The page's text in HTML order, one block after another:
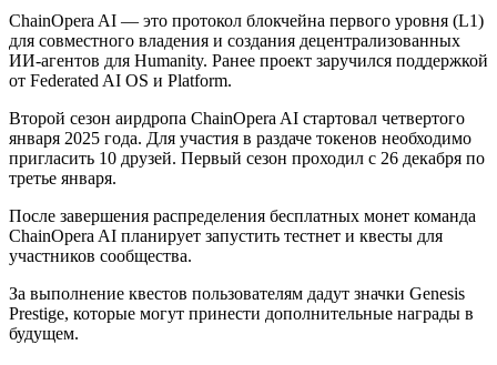
ChainOpera AI — это протокол блокчейна первого уровня (L1)
для совместного владения и создания децентрализованных
ИИ-агентов для Humanity. Ранее проект заручился поддержкой
от Federated AI OS и Platform.
Второй сезон аирдропа ChainOpera AI стартовал четвертого
января 2025 года. Для участия в раздаче токенов необходимо
пригласить 10 друзей. Первый сезон проходил с 26 декабря по
третье января.
После завершения распределения бесплатных монет команда
ChainOpera AI планирует запустить тестнет и квесты для
участников сообщества.
За выполнение квестов пользователям дадут значки Genesis
Prestige, которые могут принести дополнительные награды в
будущем.